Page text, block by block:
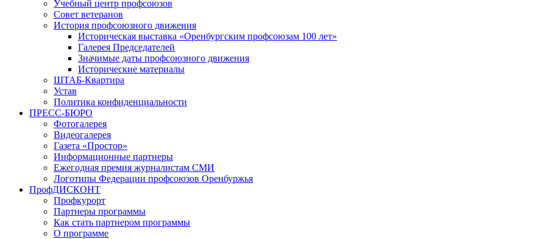
Учебный центр профсоюзов
Совет ветеранов
История профсоюзного движения
Историческая выставка «Оренбургским профсоюзам 100 лет»
Галерея Председателей
Значимые даты профсоюзного движения
Исторические материалы
ШТАБ-Квартира
Устав
Политика конфиденциальности
ПРЕСС-БЮРО
Фотогалерея
Видеогалерея
Газета «Простор»
Информационные партнеры
Ежегодная премия журналистам СМИ
Логотипы Федерации профсоюзов Оренбуржья
ПрофДИСКОНТ
Профкурорт
Партнеры программы
Как стать партнером программы
О программе